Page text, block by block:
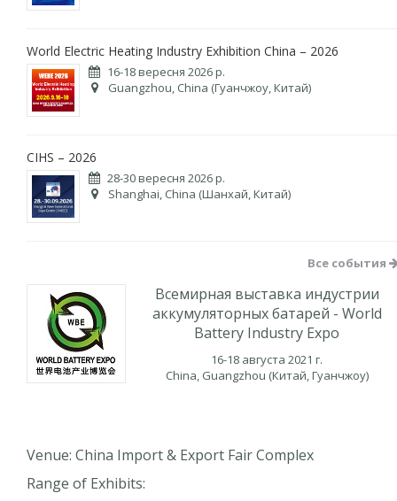
World Electric Heating Industry Exhibition China – 2026
16-18 вересня 2026 р.
Guangzhou, China (Гуанчжоу, Китай)
CIHS – 2026
28-30 вересня 2026 р.
Shanghai, China (Шанхай, Китай)
Все события
Всемирная выставка индустрии
аккумуляторных батарей - World
Battery Industry Expo
16-18 августа 2021 г.
China, Guangzhou (Китай, Гуанчжоу)
Venue: China Import & Export Fair Complex
Range of Exhibits: